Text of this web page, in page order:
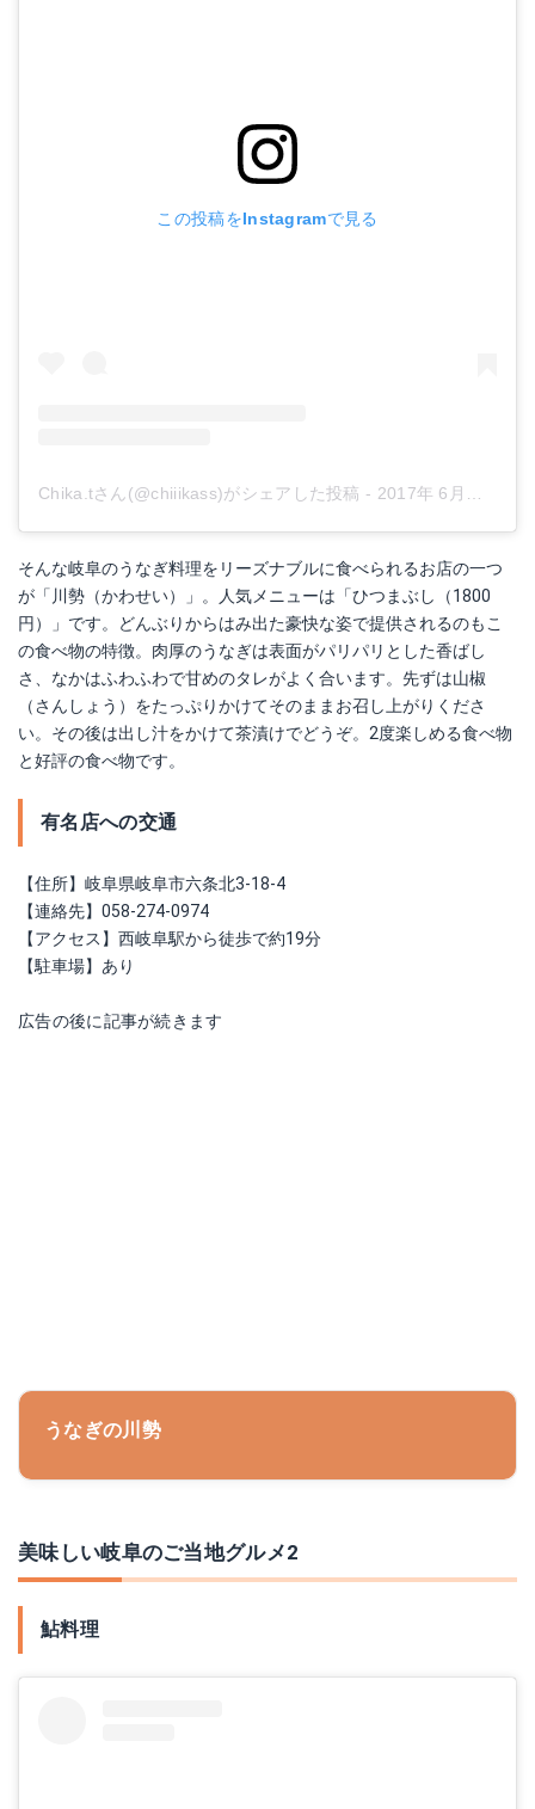
この投稿をInstagramで見る
Chika.tさん(@chiiikass)がシェアした投稿 - 2017年 6月月23日午後7時24分PDT
そんな岐阜のうなぎ料理をリーズナブルに食べられるお店の一つ
が「川勢（かわせい）」。人気メニューは「ひつまぶし（1800
円）」です。どんぶりからはみ出た豪快な姿で提供されるのもこ
の食べ物の特徴。肉厚のうなぎは表面がパリパリとした香ばし
さ、なかはふわふわで甘めのタレがよく合います。先ずは山椒
（さんしょう）をたっぷりかけてそのままお召し上がりくださ
い。その後は出し汁をかけて茶漬けでどうぞ。2度楽しめる食べ物
と好評の食べ物です。
有名店への交通
【住所】岐阜県岐阜市六条北3-18-4
【連絡先】058-274-0974
【アクセス】西岐阜駅から徒歩で約19分
【駐車場】あり
広告の後に記事が続きます
うなぎの川勢
美味しい岐阜のご当地グルメ2
鮎料理